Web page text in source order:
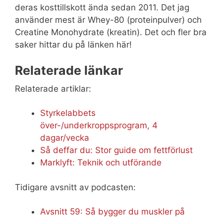
deras kosttillskott ända sedan 2011. Det jag
använder mest är Whey-80 (proteinpulver) och
Creatine Monohydrate (kreatin). Det och fler bra
saker hittar du på länken här!
Relaterade länkar
Relaterade artiklar:
Styrkelabbets
över-/underkroppsprogram, 4
dagar/vecka
Så deffar du: Stor guide om fettförlust
Marklyft: Teknik och utförande
Tidigare avsnitt av podcasten:
Avsnitt 59: Så bygger du muskler på